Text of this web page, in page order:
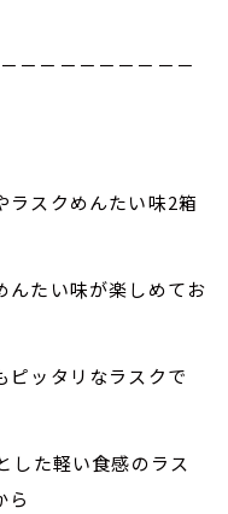
－－－－－－－－－
ラスクめんたい味2箱
んたい味が楽しめてお
ピッタリなラスクで
した軽い食感のラス
ら